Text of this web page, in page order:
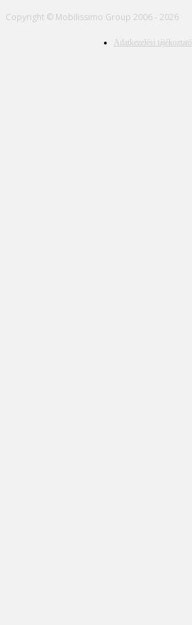
Copyright © Mobilissimo Group 2006 - 2026
Adatkezelési tájékoztató